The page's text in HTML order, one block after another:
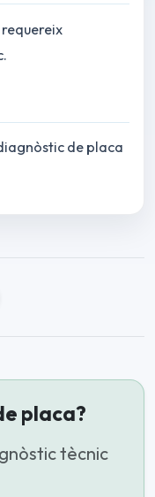
de placa
placa?
tècnic